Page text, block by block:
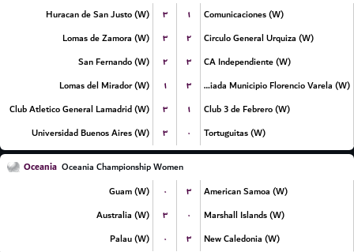
Huracan de San Justo (W)
۳ ۱
Comunicaciones (W)
Lomas de Zamora (W)
۳ ۲
Circulo General Urquiza (W)
San Fernando (W)
۲ ۳
CA Independiente (W)
Lomas del Mirador (W)
۱ ۳
La Patriada Municipio Florencio Varela (W)
Club Atletico General Lamadrid (W)
۳ ۱
Club 3 de Febrero (W)
Universidad Buenos Aires (W)
۳ ۰ Tortuguitas (W)
Oceania Oceania Championship Women
Guam (W)
۰ ۳
American Samoa (W)
Australia (W)
۳ ۰
Marshall Islands (W)
Palau (W)
۰ ۳ New Caledonia (W)